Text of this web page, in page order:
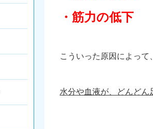
・筋力の低下
こういった原因によっ
水分や血液が、どんど